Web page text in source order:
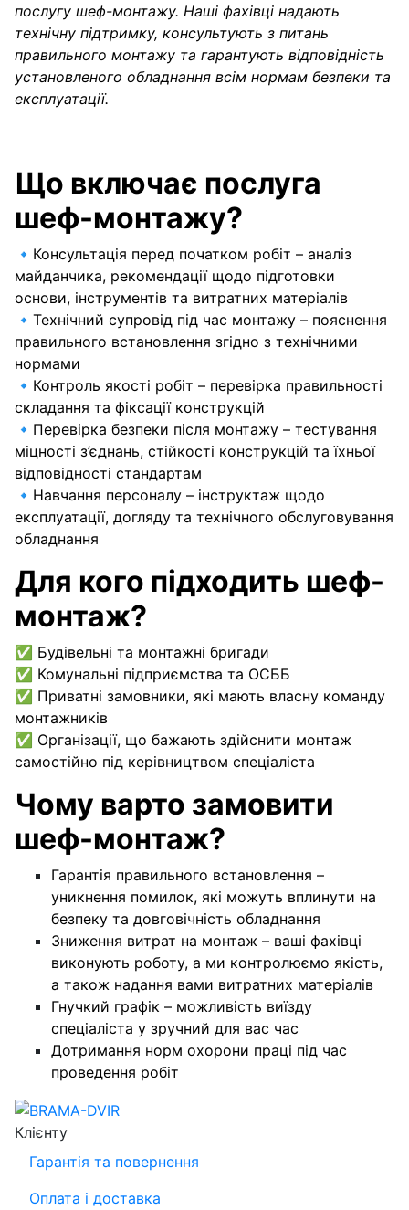
послугу шеф-монтажу. Наші фахівці надають
технічну підтримку, консультують з питань
правильного монтажу та гарантують відповідність
установленого обладнання всім нормам безпеки та
експлуатації.
Що включає послуга
шеф-монтажу?
🔹Консультація перед початком робіт – аналіз
майданчика, рекомендації щодо підготовки
основи, інструментів та витратних матеріалів
🔹Технічний супровід під час монтажу – пояснення
правильного встановлення згідно з технічними
нормами
🔹Контроль якості робіт – перевірка правильності
складання та фіксації конструкцій
🔹Перевірка безпеки після монтажу – тестування
міцності з’єднань, стійкості конструкцій та їхньої
відповідності стандартам
🔹Навчання персоналу – інструктаж щодо
експлуатації, догляду та технічного обслуговування
обладнання
Для кого підходить шеф-
монтаж?
✅ Будівельні та монтажні бригади
✅ Комунальні підприємства та ОСББ
✅ Приватні замовники, які мають власну команду
монтажників
✅ Організації, що бажають здійснити монтаж
самостійно під керівництвом спеціаліста
Чому варто замовити
шеф-монтаж?
Гарантія правильного встановлення –
уникнення помилок, які можуть вплинути на
безпеку та довговічність обладнання
Зниження витрат на монтаж – ваші фахівці
виконують роботу, а ми контролюємо якість,
а також надання вами витратних матеріалів
Гнучкий графік – можливість виїзду
спеціаліста у зручний для вас час
Дотримання норм охорони праці під час
проведення робіт
Клієнту
Гарантія та повернення
Оплата і доставка